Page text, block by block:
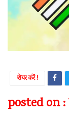
शेयर करें !
posted on :